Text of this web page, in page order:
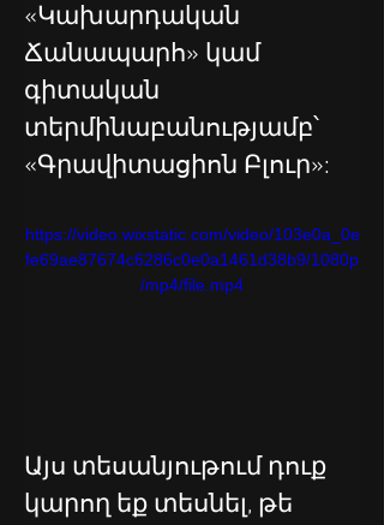
«Կախարդական
Ճանապարհ» կամ
գիտական
տերմինաբանությամբ՝
«Գրավիտացիոն Բլուր»:
https://video.wixstatic.com/video/103e0a_0e
fe69ae87674c6286c0e0a1461d38b9/1080p
/mp4/file.mp4
Այս տեսանյութում դուք
կարող եք տեսնել, թե